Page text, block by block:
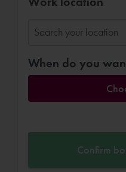
When do you
Confirm